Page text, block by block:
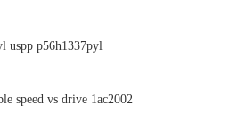
uspp p56h1337pyl
speed vs drive 1ac2002